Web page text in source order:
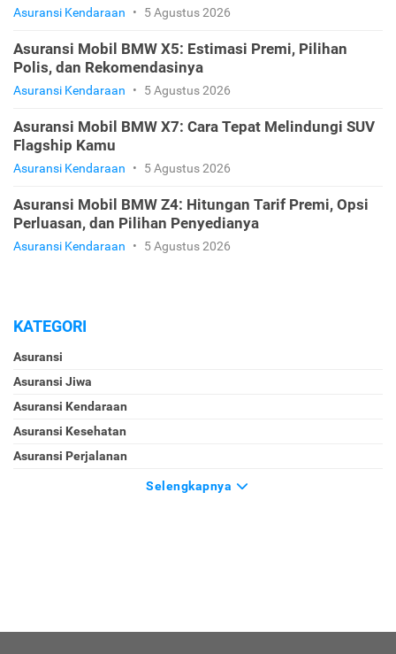
Asuransi Kendaraan • 5 Agustus 2026
Asuransi Mobil BMW X5: Estimasi Premi, Pilihan
Polis, dan Rekomendasinya
Asuransi Kendaraan • 5 Agustus 2026
Asuransi Mobil BMW X7: Cara Tepat Melindungi SUV
Flagship Kamu
Asuransi Kendaraan • 5 Agustus 2026
Asuransi Mobil BMW Z4: Hitungan Tarif Premi, Opsi
Perluasan, dan Pilihan Penyedianya
Asuransi Kendaraan • 5 Agustus 2026
KATEGORI
Asuransi
Asuransi Jiwa
Asuransi Kendaraan
Asuransi Kesehatan
Asuransi Perjalanan
Selengkapnya